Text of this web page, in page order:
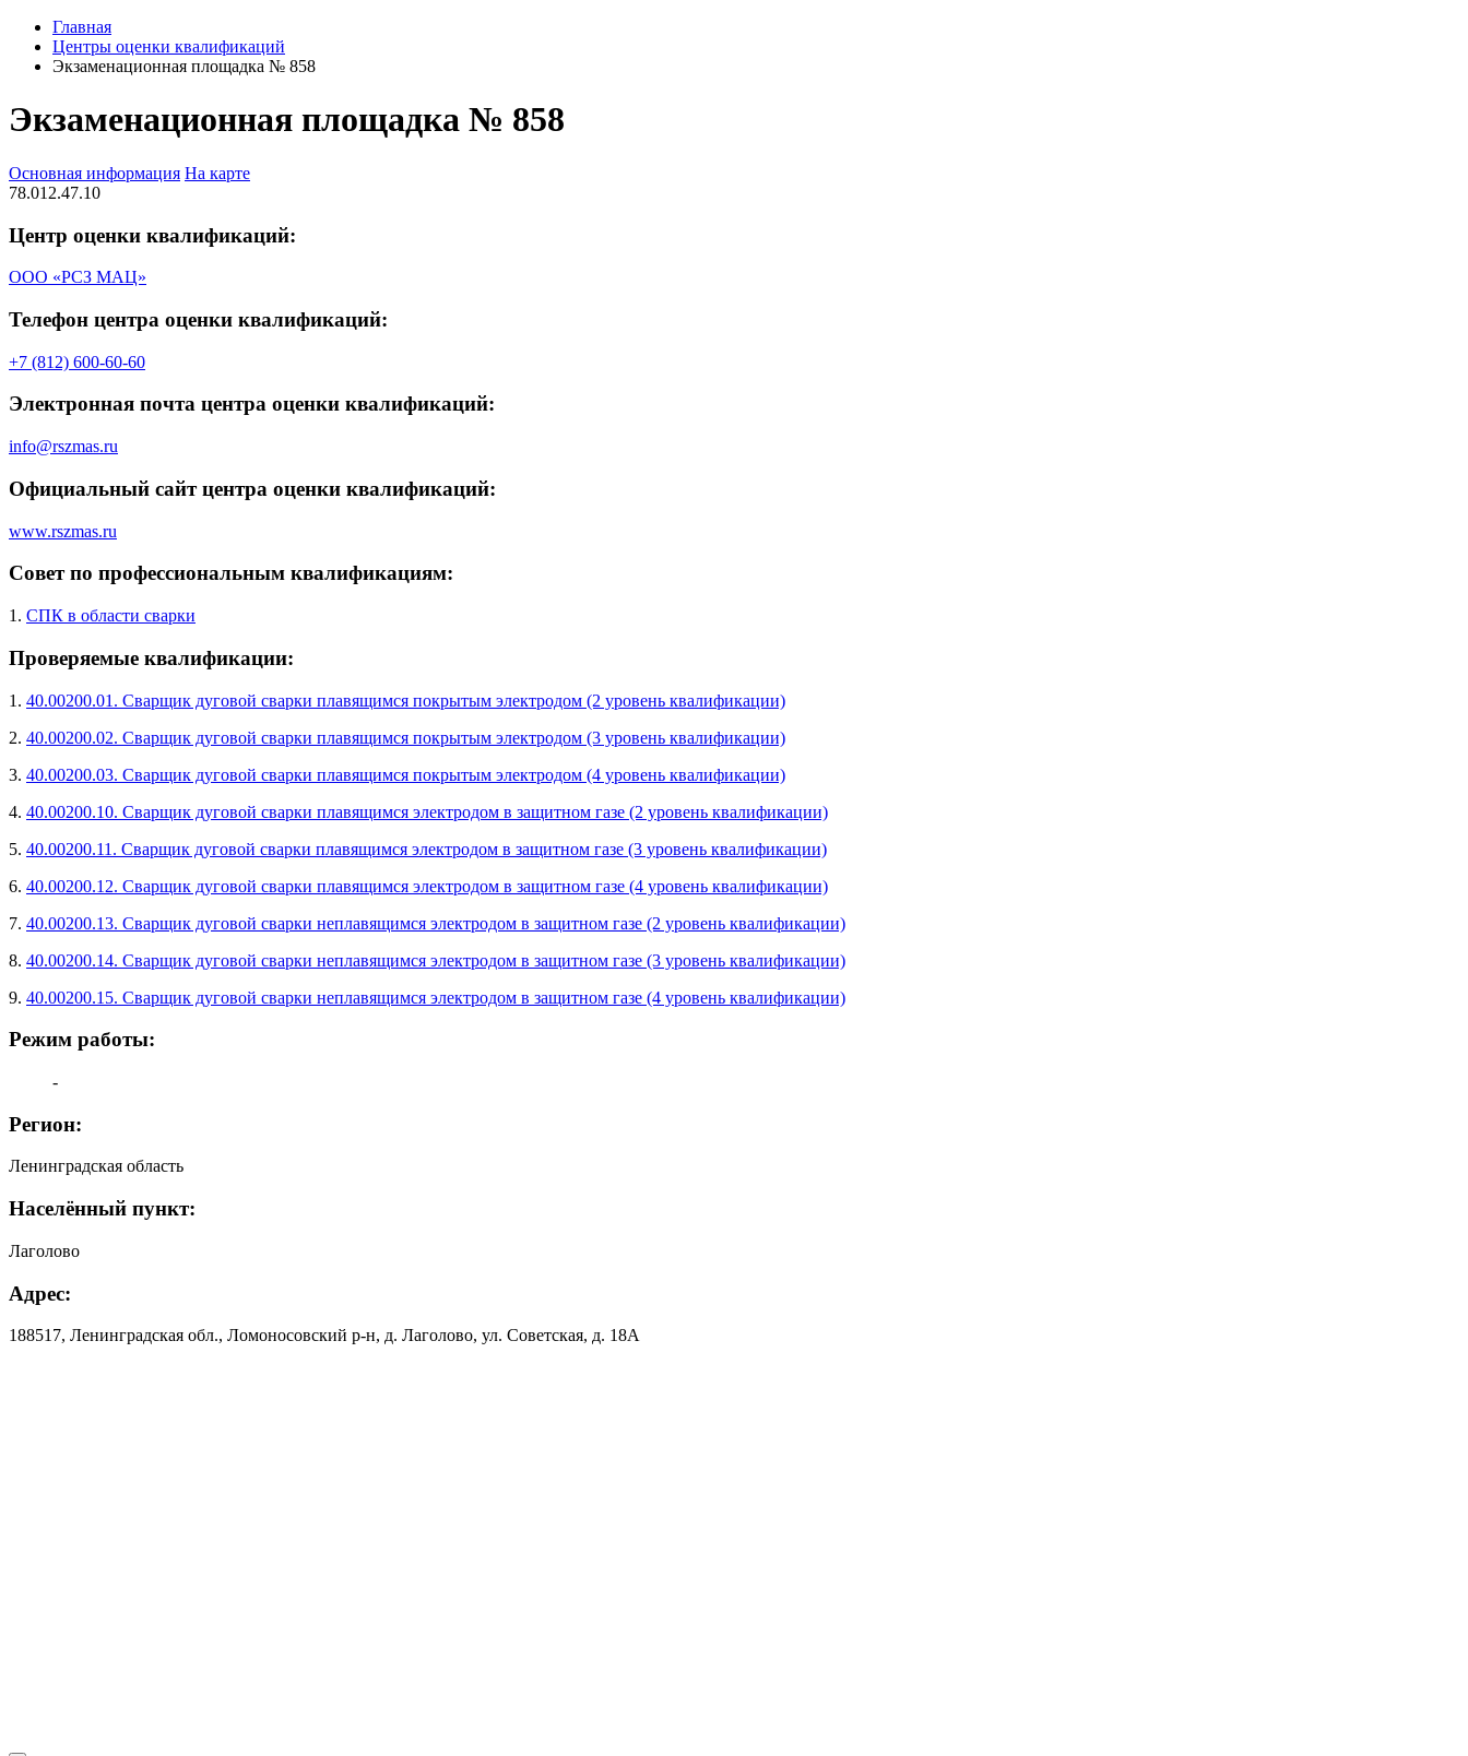
Главная
Центры оценки квалификаций
Экзаменационная площадка № 858
Экзаменационная площадка № 858
Основная информация На карте
78.012.47.10
Центр оценки квалификаций:
ООО «РСЗ МАЦ»
Телефон центра оценки квалификаций:
+7 (812) 600-60-60
Электронная почта центра оценки квалификаций:
info@rszmas.ru
Официальный сайт центра оценки квалификаций:
www.rszmas.ru
Совет по профессиональным квалификациям:
1. СПК в области сварки
Проверяемые квалификации:
1. 40.00200.01. Сварщик дуговой сварки плавящимся покрытым электродом (2 уровень квалификации)
2. 40.00200.02. Сварщик дуговой сварки плавящимся покрытым электродом (3 уровень квалификации)
3. 40.00200.03. Сварщик дуговой сварки плавящимся покрытым электродом (4 уровень квалификации)
4. 40.00200.10. Сварщик дуговой сварки плавящимся электродом в защитном газе (2 уровень квалификации)
5. 40.00200.11. Сварщик дуговой сварки плавящимся электродом в защитном газе (3 уровень квалификации)
6. 40.00200.12. Сварщик дуговой сварки плавящимся электродом в защитном газе (4 уровень квалификации)
7. 40.00200.13. Сварщик дуговой сварки неплавящимся электродом в защитном газе (2 уровень квалификации)
8. 40.00200.14. Сварщик дуговой сварки неплавящимся электродом в защитном газе (3 уровень квалификации)
9. 40.00200.15. Сварщик дуговой сварки неплавящимся электродом в защитном газе (4 уровень квалификации)
Режим работы:
-
Регион:
Ленинградская область
Населённый пункт:
Лаголово
Адрес:
188517, Ленинградская обл., Ломоносовский р-н, д. Лаголово, ул. Советская, д. 18А